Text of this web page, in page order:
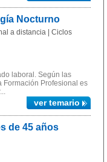
Nocturno
a distancia | Ciclos
laboral. Según las
Formación Profesional es
ver temario
de 45 años